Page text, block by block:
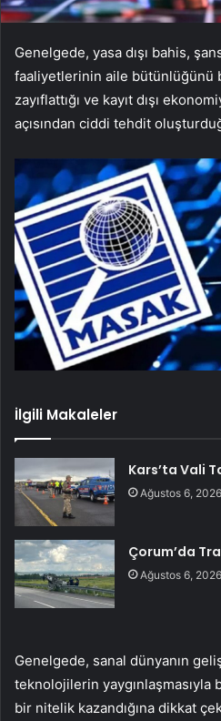
Genelgede, yasa dışı bahis,
faaliyetlerinin aile bütünlüğünü
zayıflattığı ve kayıt dışı
açısından ciddi tehdit
İlgili Makaleler
Kars’ta Vali
Ağustos 6, 2026
Çorum’da
Ağustos 6, 2026
Genelgede, sanal dünyanın
teknolojilerin yaygınlaşmasıyla
bir nitelik kazandığına dikkat